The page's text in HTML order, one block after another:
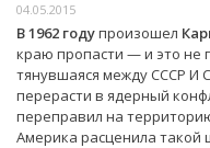
04.05.2015
В 1962 годупроизошел
краю пропасти — и это не
тянувшаяся между СССР И
перерасти в ядерный
переправил на
Америка расценила такой